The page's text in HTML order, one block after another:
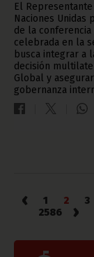
El
Naciones
de la
celebrada en la
busca integrar a
decisión
Global y
gobernanza
‹ 1 2 3
2586
›